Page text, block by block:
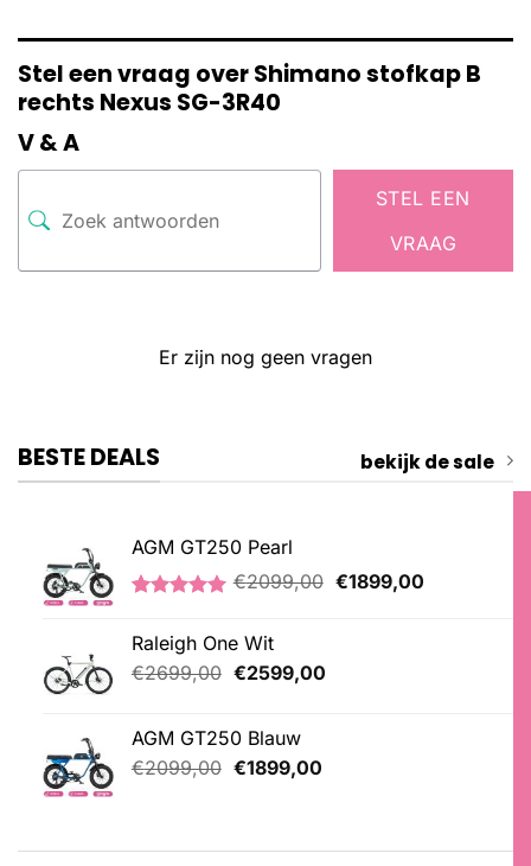
Stel een vraag over Shimano stofkap B
rechts Nexus SG-3R40
V & A
STEL EEN
VRAAG
Er zijn nog geen vragen
BESTE DEALS bekijk de sale
AGM GT250 Pearl
gebaseerd
op
klantbeoordelingen
€2099,00 Oorspronkelijke
€1899,00Huidige
Raleigh One Wit
€2699,00 Oorspronkelijke
€2699,00.
€2599,00Huidige
AGM GT250 Blauw
€2099,00 Oorspronkelijke
€1899,00Huidige